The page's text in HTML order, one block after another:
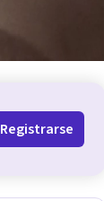
Registrarse